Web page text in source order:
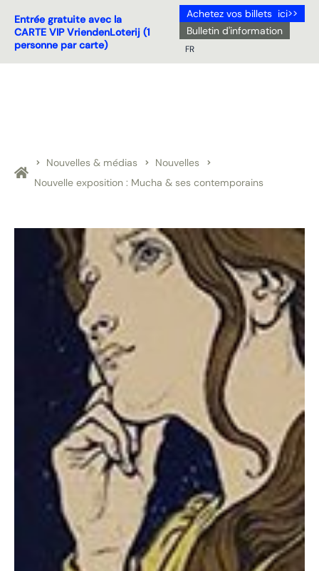
Entrée gratuite avec la
CARTE VIP VriendenLoterij (1
personne par carte)
Achetez vos billets ici>>
Bulletin d'information
FR
Nouvelles & médias
Nouvelles
Nouvelle exposition : Mucha & ses contemporains